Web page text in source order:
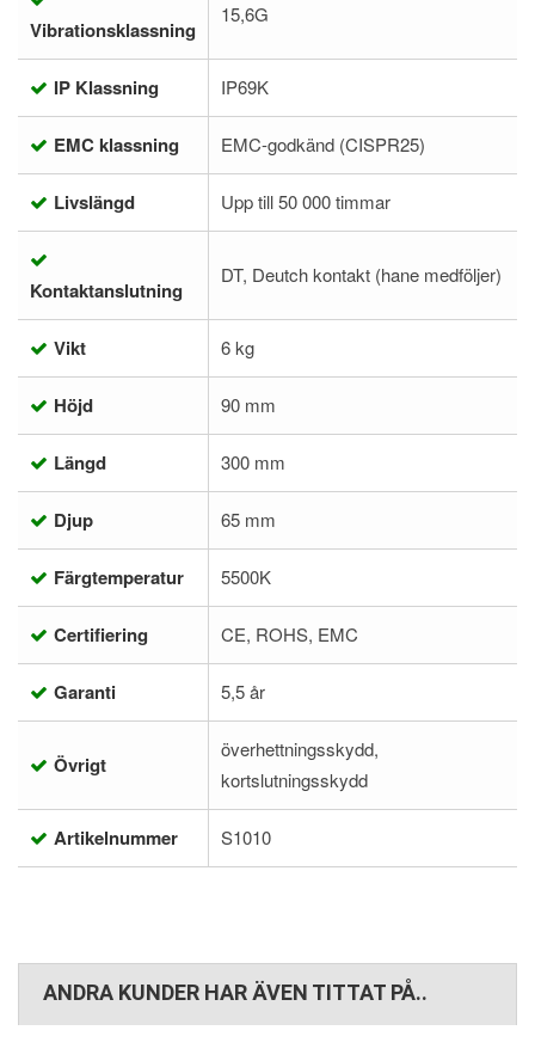
Vibrationsklassning
15,6G
IP Klassning IP69K
EMC klassning EMC-godkänd (CISPR25)
Livslängd Upp till 50 000 timmar
Kontaktanslutning
DT, Deutch kontakt (hane medföljer)
Vikt 6 kg
Höjd 90 mm
Längd 300 mm
Djup 65 mm
Färgtemperatur 5500K
Certifiering CE, ROHS, EMC
Garanti 5,5 år
Övrigt
överhettningsskydd,
kortslutningsskydd
Artikelnummer S1010
ANDRA KUNDER HAR ÄVEN TITTAT PÅ..